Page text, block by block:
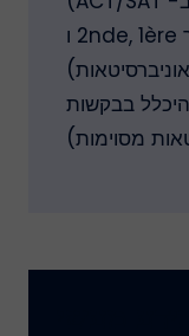
דוחות בית הספר עבור 2nde, 1ère ו
בבקשות
מסוימות)